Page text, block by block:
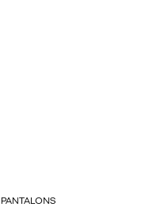
PANTALONS